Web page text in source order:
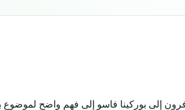
إلى بوركينا فاسو إلى فهم واضح